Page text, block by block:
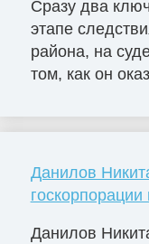
Сразу два
этапе
района, на
том, как он
Данилов
госкорпорации
Данилов